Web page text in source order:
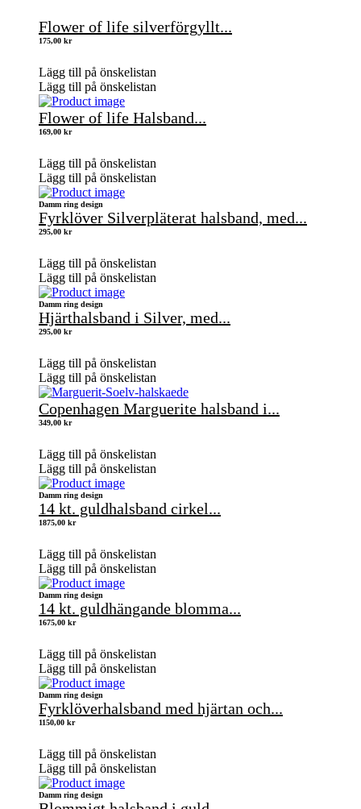
Flower of life silverförgyllt...
175,00 kr
Lägg till på önskelistan
Lägg till på önskelistan
Flower of life Halsband...
169,00 kr
Lägg till på önskelistan
Lägg till på önskelistan
Damm ring design
Fyrklöver Silverpläterat halsband, med...
295,00 kr
Lägg till på önskelistan
Lägg till på önskelistan
Damm ring design
Hjärthalsband i Silver, med...
295,00 kr
Lägg till på önskelistan
Lägg till på önskelistan
Copenhagen Marguerite halsband i...
349,00 kr
Lägg till på önskelistan
Lägg till på önskelistan
Damm ring design
14 kt. guldhalsband cirkel...
1875,00 kr
Lägg till på önskelistan
Lägg till på önskelistan
Damm ring design
14 kt. guldhängande blomma...
1675,00 kr
Lägg till på önskelistan
Lägg till på önskelistan
Damm ring design
Fyrklöverhalsband med hjärtan och...
1150,00 kr
Lägg till på önskelistan
Lägg till på önskelistan
Damm ring design